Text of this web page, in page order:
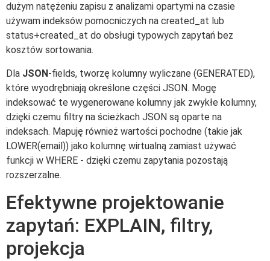
dużym natężeniu zapisu z analizami opartymi na czasie
używam indeksów pomocniczych na created_at lub
status+created_at do obsługi typowych zapytań bez
kosztów sortowania.
Dla JSON-fields, tworzę kolumny wyliczane (GENERATED),
które wyodrębniają określone części JSON. Mogę
indeksować te wygenerowane kolumny jak zwykłe kolumny,
dzięki czemu filtry na ścieżkach JSON są oparte na
indeksach. Mapuję również wartości pochodne (takie jak
LOWER(email)) jako kolumnę wirtualną zamiast używać
funkcji w WHERE - dzięki czemu zapytania pozostają
rozszerzalne.
Efektywne projektowanie
zapytań: EXPLAIN, filtry,
projekcja